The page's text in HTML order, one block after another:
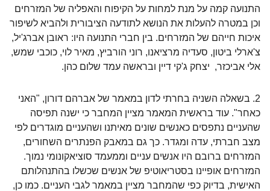
התנועה קמה על מנת למחות על הקיפוח והאפליה של המזרחים
וכן במטרה להעלות את הנושא לתודעה הציבורית ולהביא לשיפור
איכות חייהם של המזרחים. בין חברי התנועה היו: ראובן אברג'יל,
צ'ארלי ביטון, סעדיה מרציאנו, רוני הורביץ, מאיר לוי, כוכבי שמש,
אלי אביכזר, יצחק ג'קי דיין ובראשה עמד שלום כהן.
2. בשאלה השניה בחרתי לדון במאמר של אברהם דורון, "האני
כאחר". עוד בראשית המאמר מציין המחבר כי ישנה תפיסה
שהעניים נתפסים כאנשים שונים מאיתנו ושהעניים מוגדרים לפי
מצב חברתי, עדה ומגדר. כך גם במאבק הפנתרים השחורים,
המזרחים ברובם היו אנשים עניים וממעמד סוציאקונומי נמוך.
המזרחים אופיינו בסטריאוטיפ של אנשים שכשלו בהתנהלותם
האישית, בדיוק כפי שהמחבר מציין במאמר לגבי העניים. כמו כן,